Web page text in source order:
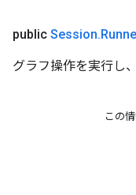
public Session.
グラフ操作を実行し
この